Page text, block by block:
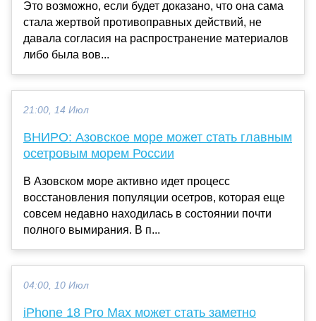
Это возможно, если будет доказано, что она сама
стала жертвой противоправных действий, не
давала согласия на распространение материалов
либо была вов...
21:00, 14 Июл
ВНИРО: Азовское море может стать главным
осетровым морем России
В Азовском море активно идет процесс
восстановления популяции осетров, которая еще
совсем недавно находилась в состоянии почти
полного вымирания. В п...
04:00, 10 Июл
iPhone 18 Pro Max может стать заметно